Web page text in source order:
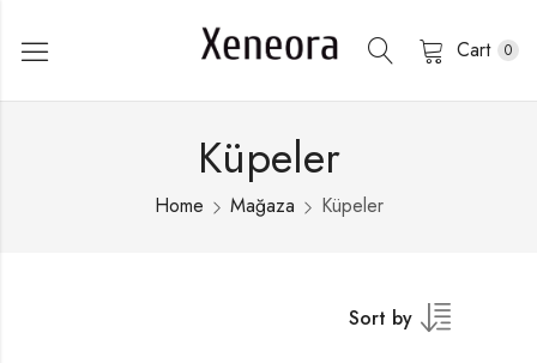
Cart 0
Küpeler
Home Mağaza Küpeler
Sort by